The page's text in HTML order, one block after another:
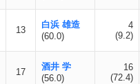
13
白浜 雄造
(60.0)
4
(9.2)
17
酒井 学
(56.0)
16
(72.4)